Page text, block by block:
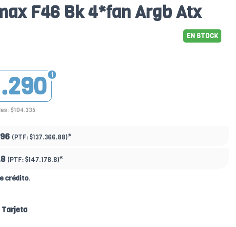
F46 Bk 4*fan Argb Atx
EN STOCK
$104.335
(PTF: $137.366.88)*
(PTF: $147.178.8)*
crédito.